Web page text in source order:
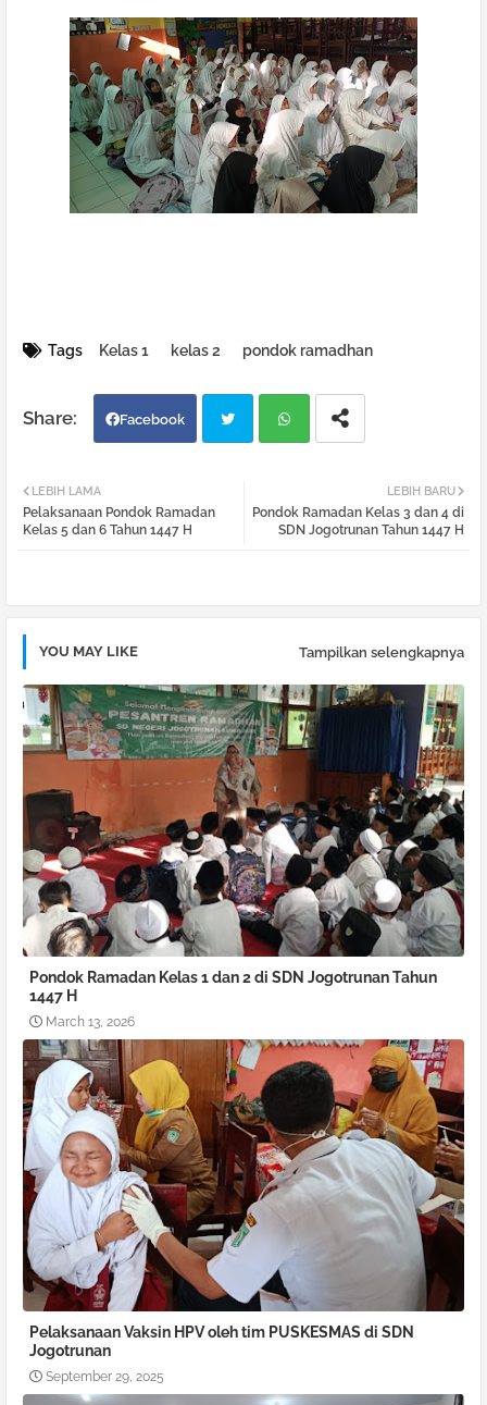
Tags Kelas 1 kelas 2 pondok ramadhan
Facebook
atsa
LEBIH BARU
Pondok Ramadan Kelas 3 dan 4 di
SDN Jogotrunan Tahun 1447 H
LEBIH LAMA
Pelaksanaan Pondok Ramadan
Kelas 5 dan 6 Tahun 1447 H
YOU MAY LIKE Tampilkan selengkapnya
Pondok Ramadan Kelas 1 dan 2 di SDN Jogotrunan Tahun
1447 H
March 13, 2026
Pelaksanaan Vaksin HPV oleh tim PUSKESMAS di SDN
Jogotrunan
September 29, 2025